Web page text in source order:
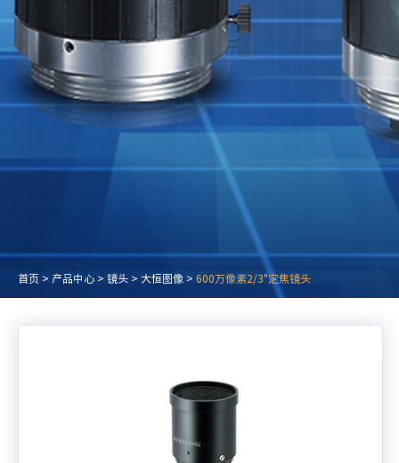
首页 > 产品中心 > 镜头 > 大恒图像 > 600万像素2/3"定焦镜头